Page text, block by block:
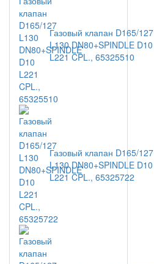
Газовый клапан D165/127
L130 DN80+SPINDLE D10
L221 CPL., 65325510
Газовый клапан D165/127
L130 DN80+SPINDLE D10
L221 CPL., 65325722